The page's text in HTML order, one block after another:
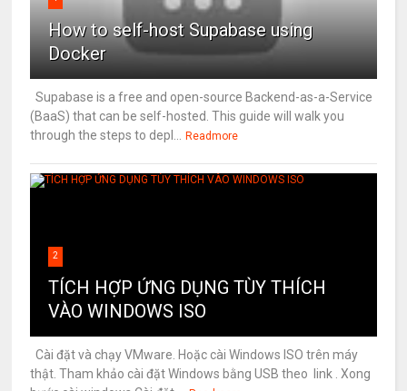
How to self-host Supabase using
Docker
Supabase is a free and open-source Backend-as-a-Service
(BaaS) that can be self-hosted. This guide will walk you
through the steps to depl...
Readmore
2
TÍCH HỢP ỨNG DỤNG TÙY THÍCH
VÀO WINDOWS ISO
Cài đặt và chạy VMware. Hoặc cài Windows ISO trên máy
thật. Tham khảo cài đặt Windows bằng USB theo link . Xong